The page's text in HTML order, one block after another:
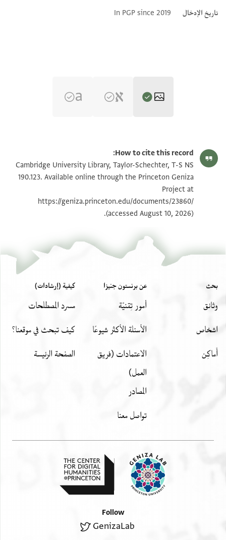
تاريخ الإدخال
In PGP since 2019
T-S NS 190.123 1v تكبير و تدوير
بيان أذونات الصورة
How to cite this record:
Cambridge University Library, Taylor-Schechter, T-S NS
190.123. Available online through the Princeton Geniza
Project at
https://geniza.princeton.edu/documents/23860/
(accessed August 10, 2026).
بحث
وثائق
اشخاص
أَماكِن
عن برنستون جنيزا
أمور تِقنيّة
الأسئلة الأكثر شيوعًا
الاعتمادات (فريق
العمل)
المصادر
تواصل معنا
كيفية (إرشادات)
مسرد المصطلحات
كيف تبحث في موقعنا؟
الصفحة الرئيسة
Follow
GenizaLab